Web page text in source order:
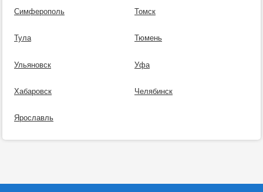
Симферополь Томск
Тула Тюмень
Ульяновск Уфа
Хабаровск Челябинск
Ярославль